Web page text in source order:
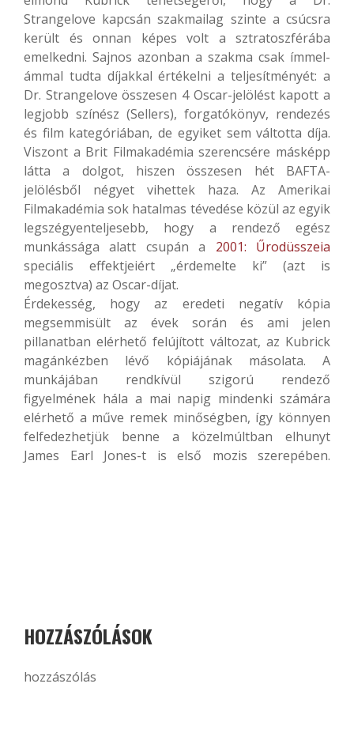
Strangelove kapcsán szakmailag szinte a csúcsra
került és onnan képes volt a sztratoszférába
emelkedni. Sajnos azonban a szakma csak ímmel-
ámmal tudta díjakkal értékelni a teljesítményét: a
Dr. Strangelove összesen 4 Oscar-jelölést kapott a
legjobb színész (Sellers), forgatókönyv, rendezés
és film kategóriában, de egyiket sem váltotta díja.
Viszont a Brit Filmakadémia szerencsére másképp
látta a dolgot, hiszen összesen hét BAFTA-
jelölésből négyet vihettek haza. Az Amerikai
Filmakadémia sok hatalmas tévedése közül az egyik
legszégyenteljesebb, hogy a rendező egész
munkássága alatt csupán a 2001: Űrodüsszeia
speciális effektjeiért „érdemelte ki” (azt is
megosztva) az Oscar-díjat.
Érdekesség, hogy az eredeti negatív kópia
megsemmisült az évek során és ami jelen
pillanatban elérhető felújított változat, az Kubrick
magánkézben lévő kópiájának másolata. A
munkájában rendkívül szigorú rendező
figyelmének hála a mai napig mindenki számára
elérhető a műve remek minőségben, így könnyen
felfedezhetjük benne a közelmúltban elhunyt
James Earl Jones-t is első mozis szerepében.
HOZZÁSZÓLÁSOK
hozzászólás